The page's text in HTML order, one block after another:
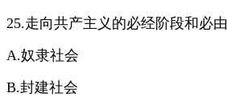
25.走向共产主义的必经阶段和必
A.奴隶社会
B.封建社会